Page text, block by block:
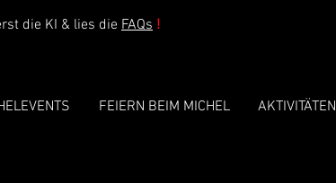
die KI & lies die FAQs !
FEIERN BEIM MICHEL AKTIVITÄTEN